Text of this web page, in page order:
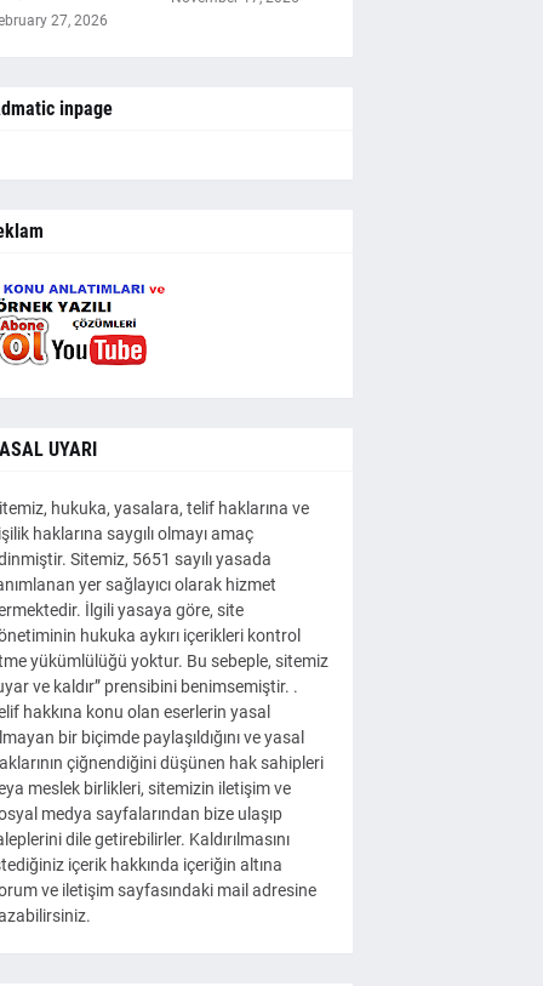
27, 2026
inpage
UYARI
hukuka, yasalara, telif haklarına ve
haklarına saygılı olmayı amaç
Sitemiz, 5651 sayılı yasada
yer sağlayıcı olarak hizmet
İlgili yasaya göre, site
hukuka aykırı içerikleri kontrol
yükümlülüğü yoktur. Bu sebeple, sitemiz
ve kaldır” prensibini benimsemiştir. .
hakkına konu olan eserlerin yasal
bir biçimde paylaşıldığını ve yasal
çiğnendiğini düşünen hak sahipleri
meslek birlikleri, sitemizin iletişim ve
medya sayfalarından bize ulaşıp
dile getirebilirler. Kaldırılmasını
içerik hakkında içeriğin altına
ve iletişim sayfasındaki mail adresine